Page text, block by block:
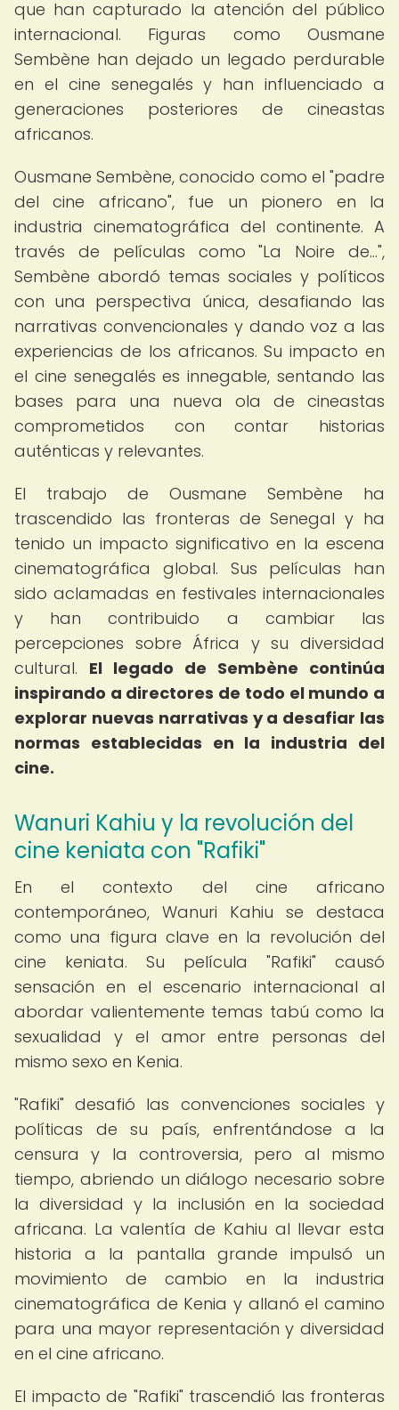
que han capturado la atención del público
internacional. Figuras como Ousmane
Sembène han dejado un legado perdurable
en el cine senegalés y han influenciado a
generaciones posteriores de cineastas
africanos.
Ousmane Sembène, conocido como el "padre
del cine africano", fue un pionero en la
industria cinematográfica del continente. A
través de películas como "La Noire de...",
Sembène abordó temas sociales y políticos
con una perspectiva única, desafiando las
narrativas convencionales y dando voz a las
experiencias de los africanos. Su impacto en
el cine senegalés es innegable, sentando las
bases para una nueva ola de cineastas
comprometidos con contar historias
auténticas y relevantes.
El trabajo de Ousmane Sembène ha
trascendido las fronteras de Senegal y ha
tenido un impacto significativo en la escena
cinematográfica global. Sus películas han
sido aclamadas en festivales internacionales
y han contribuido a cambiar las
percepciones sobre África y su diversidad
cultural. El legado de Sembène continúa
inspirando a directores de todo el mundo a
explorar nuevas narrativas y a desafiar las
normas establecidas en la industria del
cine.
Wanuri Kahiu y la revolución del
cine keniata con "Rafiki"
En el contexto del cine africano
contemporáneo, Wanuri Kahiu se destaca
como una figura clave en la revolución del
cine keniata. Su película "Rafiki" causó
sensación en el escenario internacional al
abordar valientemente temas tabú como la
sexualidad y el amor entre personas del
mismo sexo en Kenia.
"Rafiki" desafió las convenciones sociales y
políticas de su país, enfrentándose a la
censura y la controversia, pero al mismo
tiempo, abriendo un diálogo necesario sobre
la diversidad y la inclusión en la sociedad
africana. La valentía de Kahiu al llevar esta
historia a la pantalla grande impulsó un
movimiento de cambio en la industria
cinematográfica de Kenia y allanó el camino
para una mayor representación y diversidad
en el cine africano.
El impacto de "Rafiki" trascendió las fronteras